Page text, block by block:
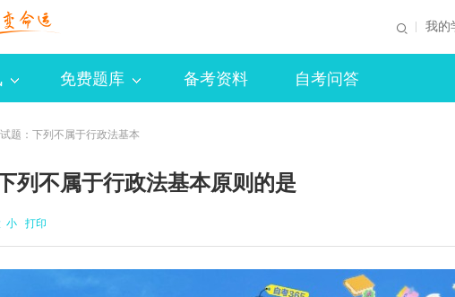
我的
免费题库 备考资料 自考问答
题：下列不属于行政法基本
列不属于行政法基本原则的是
小 打印